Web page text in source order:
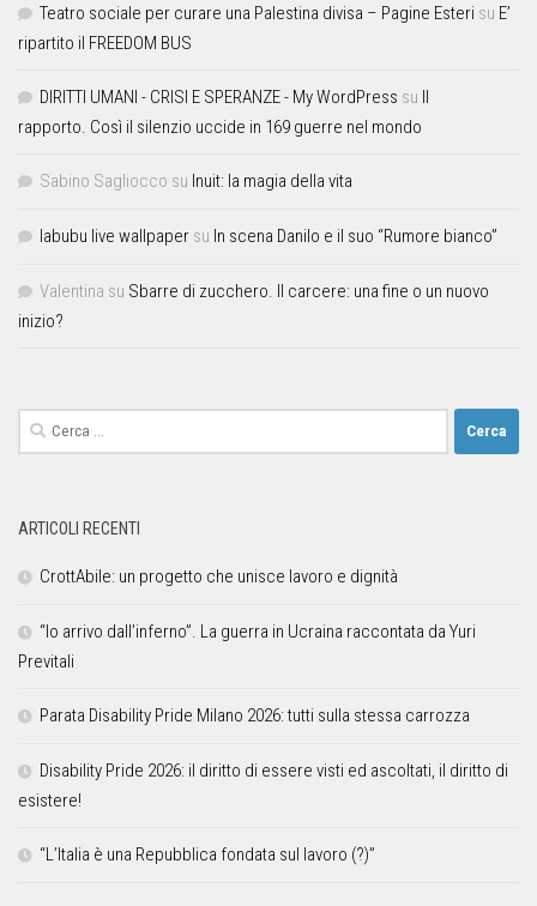
Teatro sociale per curare una Palestina divisa – Pagine Esteri su E’
ripartito il FREEDOM BUS
DIRITTI UMANI - CRISI E SPERANZE - My WordPress su Il
rapporto. Così il silenzio uccide in 169 guerre nel mondo
Sabino Sagliocco su Inuit: la magia della vita
labubu live wallpaper su In scena Danilo e il suo “Rumore bianco”
Valentina su Sbarre di zucchero. Il carcere: una fine o un nuovo
inizio?
ARTICOLI RECENTI
CrottAbile: un progetto che unisce lavoro e dignità
“Io arrivo dall’inferno”. La guerra in Ucraina raccontata da Yuri
Previtali
Parata Disability Pride Milano 2026: tutti sulla stessa carrozza
Disability Pride 2026: il diritto di essere visti ed ascoltati, il diritto di
esistere!
“L’Italia è una Repubblica fondata sul lavoro (?)”